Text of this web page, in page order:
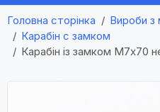
Головна сторінка Вироби з
Карабін с замком
Карабін із замком М7х70